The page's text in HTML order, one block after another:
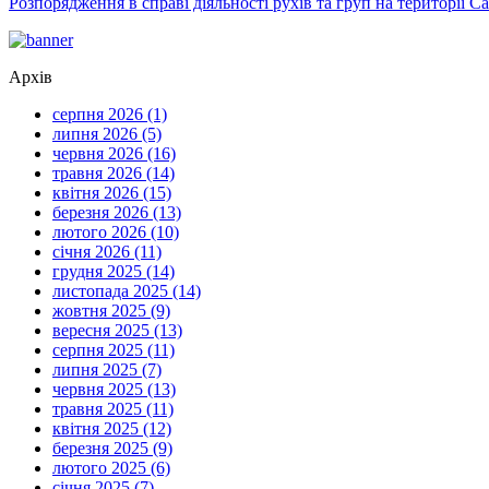
Архів
серпня 2026 (1)
липня 2026 (5)
червня 2026 (16)
травня 2026 (14)
квітня 2026 (15)
березня 2026 (13)
лютого 2026 (10)
січня 2026 (11)
грудня 2025 (14)
листопада 2025 (14)
жовтня 2025 (9)
вересня 2025 (13)
серпня 2025 (11)
липня 2025 (7)
червня 2025 (13)
травня 2025 (11)
квітня 2025 (12)
березня 2025 (9)
лютого 2025 (6)